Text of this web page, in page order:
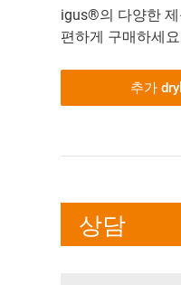
igus®의 다양한
편하게 구매하세
추가
상담